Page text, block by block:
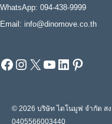
WhatsApp: 094-438-9999
Email: info@dinomove.co.th
Facebook
Instagram
X YouTube
LinkedIn
© 2026 บริษัท ไดโนมูฟ จำกัด ส
0405566003440